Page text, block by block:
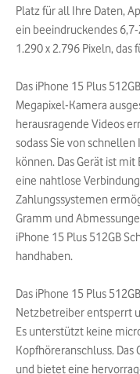
Platz für all Ihre Daten,
ein beeindruckendes
1.290 x 2.796 Pixeln,
Das iPhone 15 Plus
Megapixel-Kamera
herausragende Videos
sodass Sie von
können. Das Gerät ist
eine nahtlose
Zahlungssystemen
Gramm und
iPhone 15 Plus 512GB
handhaben.
Das iPhone 15 Plus
Netzbetreiber entsperrt
Es unterstützt keine
Kopfhöreranschluss.
und bietet eine